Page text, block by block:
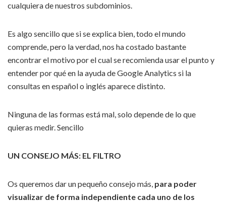
cualquiera de nuestros subdominios.
Es algo sencillo que si se explica bien, todo el mundo
comprende, pero la verdad, nos ha costado bastante
encontrar el motivo por el cual se recomienda usar el punto y
entender por qué en la ayuda de Google Analytics si la
consultas en español o inglés aparece distinto.
Ninguna de las formas está mal, solo depende de lo que
quieras medir. Sencillo
UN CONSEJO MÁS: EL FILTRO
Os queremos dar un pequeño consejo más, para poder
visualizar de forma independiente cada uno de los